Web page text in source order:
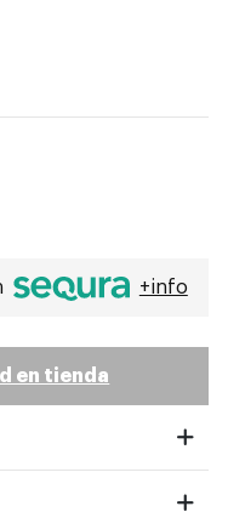
+info
en tienda